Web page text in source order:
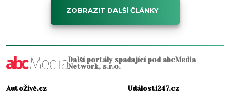
ZOBRAZIT DALŠÍ ČLÁNKY
Další portály spadající pod abcMedia
Network, s.r.o.
AutoŽivě.cz
Události247.cz